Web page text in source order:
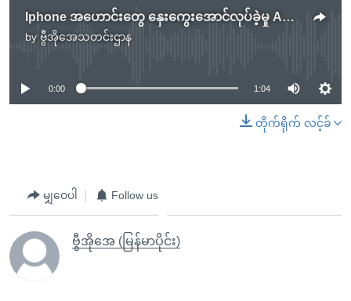
Iphone အဟောင်းတွေ နှေးကွေးအောင်လုပ်ခဲ့မှု Apple ကုမ္ပဏီတောင်းပန်
by ဗွီအိုအေသတင်းဌာန
No media source currently available
0:00 1:04
တိုက်ရိုက် လင့်ခ်
မျှဝေပါ Follow us
ဗွီအိုအေ (မြန်မာပိုင်း)